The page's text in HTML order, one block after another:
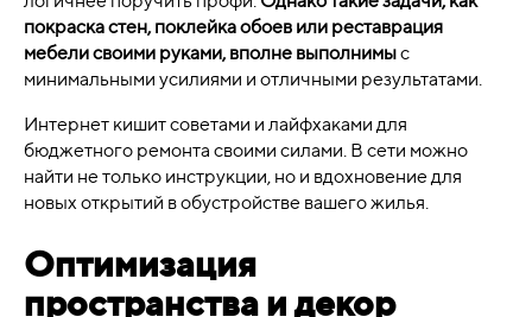
покраска стен, поклейка обоев или реставрация
мебели своими руками, вполне выполнимыс
минимальными усилиями и отличными результатами.
Интернет кишит советами и лайфхаками для
бюджетного ремонта своими силами. В сети можно
найти не только инструкции, но и вдохновение для
новых открытий в обустройстве вашего жилья.
Оптимизация
пространства и декор